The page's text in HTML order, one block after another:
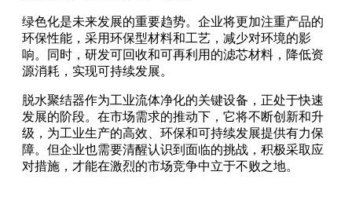
绿色化是未来发展的重要趋势。企业将更加注重产品的
环保性能，采用环保型材料和工艺，减少对环境的影
响。同时，研发可回收和可再利用的滤芯材料，降低资
源消耗，实现可持续发展。
脱水聚结器作为工业流体净化的关键设备，正处于快速
发展的阶段。在市场需求的推动下，它将不断创新和升
级，为工业生产的高效、环保和可持续发展提供有力保
障。但企业也需要清醒认识到面临的挑战，积极采取应
对措施，才能在激烈的市场竞争中立于不败之地。